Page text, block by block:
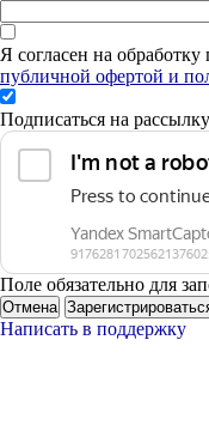
Я согласен на
публичной офертой и
Подписаться на
Поле обязательно для
Отмена
Написать в поддержку